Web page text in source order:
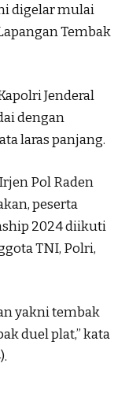
digelar mulai
Tembak
Jenderal
dengan
laras panjang.
Pol Raden
peserta
2024 diikuti
TNI, Polri,
yakni tembak
duel plat,” kata